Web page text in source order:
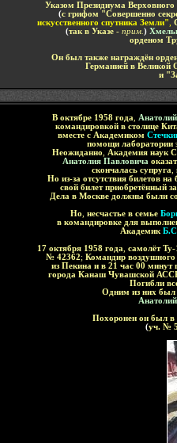
Указом Президиума
(с грифом "Совершенно
искусственного спутника Земли"
(так в Указе- прим. )
орденом
Он был также награждён
Германией в Великой
и
В октябре 1958 года
командировкой в столице
вместе с Академиком
помощи лаборатории
Неожиданно
Академия наук
Анатолия Павловича
скончалась супруга
Но из-за отсутствия билетов
свой билет приобретённый
Дела в Москве должны были
Но
несчастье в семье
в командировке для
Академик
17 октября 1958 года
самолёт
№ 42362; Командир
из Пекина и в 21 час 00 минут
города Канаш Чувашской
Погибли
Одним из них был
Похоронен он был в
(уч. №